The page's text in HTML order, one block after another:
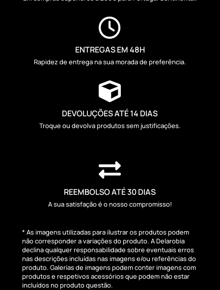

ENTREGAS EM 48H
Rapidez de entrega na sua morada de preferência.

DEVOLUÇÕES ATÉ 14 DIAS
Troque ou devolva produtos sem justificações.

REEMBOLSO ATÉ 30 DIAS
A sua satisfação é o nosso compromisso!
* As imagens utilizadas para ilustrar os produtos podem
não corresponder a variações do produto. A Delarobia
declina qualquer responsabilidade sobre eventuais erros
nas descrições incluídas nas imagens e/ou referências do
produto. Galerias de imagens podem conter imagens com
produtos e respetivos acessórios que podem não estar
incluídos no produto questão.